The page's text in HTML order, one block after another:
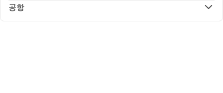
공항